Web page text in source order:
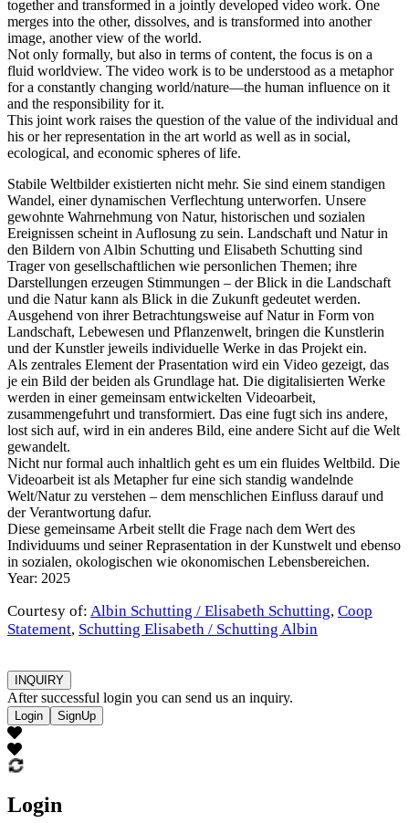
together and transformed in a jointly developed video work. One
merges into the other, dissolves, and is transformed into another
image, another view of the world.
Not only formally, but also in terms of content, the focus is on a
fluid worldview. The video work is to be understood as a metaphor
for a constantly changing world/nature—the human influence on it
and the responsibility for it.
This joint work raises the question of the value of the individual and
his or her representation in the art world as well as in social,
ecological, and economic spheres of life.
Stabile Weltbilder existierten nicht mehr. Sie sind einem standigen
Wandel, einer dynamischen Verflechtung unterworfen. Unsere
gewohnte Wahrnehmung von Natur, historischen und sozialen
Ereignissen scheint in Auflosung zu sein. Landschaft und Natur in
den Bildern von Albin Schutting und Elisabeth Schutting sind
Trager von gesellschaftlichen wie personlichen Themen; ihre
Darstellungen erzeugen Stimmungen – der Blick in die Landschaft
und die Natur kann als Blick in die Zukunft gedeutet werden.
Ausgehend von ihrer Betrachtungsweise auf Natur in Form von
Landschaft, Lebewesen und Pflanzenwelt, bringen die Kunstlerin
und der Kunstler jeweils individuelle Werke in das Projekt ein.
Als zentrales Element der Prasentation wird ein Video gezeigt, das
je ein Bild der beiden als Grundlage hat. Die digitalisierten Werke
werden in einer gemeinsam entwickelten Videoarbeit,
zusammengefuhrt und transformiert. Das eine fugt sich ins andere,
lost sich auf, wird in ein anderes Bild, eine andere Sicht auf die Welt
gewandelt.
Nicht nur formal auch inhaltlich geht es um ein fluides Weltbild. Die
Videoarbeit ist als Metapher fur eine sich standig wandelnde
Welt/Natur zu verstehen – dem menschlichen Einfluss darauf und
der Verantwortung dafur.
Diese gemeinsame Arbeit stellt die Frage nach dem Wert des
Individuums und seiner Reprasentation in der Kunstwelt und ebenso
in sozialen, okologischen wie okonomischen Lebensbereichen.
Year: 2025
Courtesy of: Albin Schutting / Elisabeth Schutting, Coop
Statement, Schutting Elisabeth / Schutting Albin
INQUIRY
After successful login you can send us an inquiry.
Login SignUp
Login